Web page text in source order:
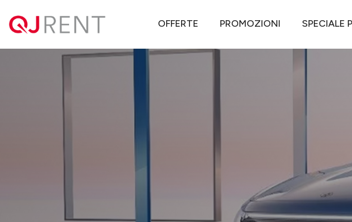
OFFERTE PROMOZIONI SPECIALE
QJ Rent Offerte noleggio lungo termine Mercedes EQA MERCEDES EQA 250